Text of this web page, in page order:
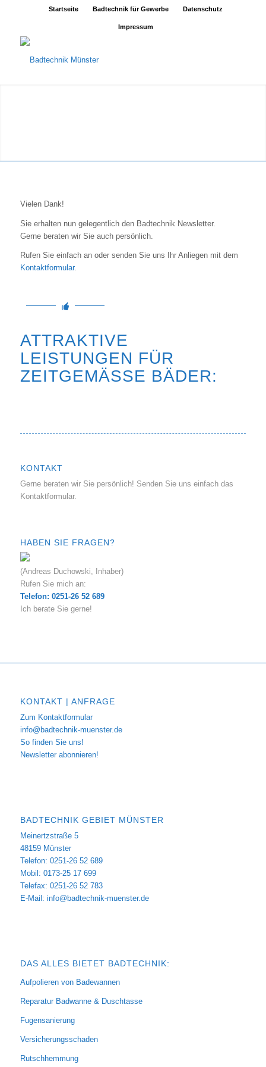
Startseite Badtechnik für Gewerbe Datenschutz
Impressum
Vielen Dank!
Sie erhalten nun gelegentlich den Badtechnik Newsletter.
Gerne beraten wir Sie auch persönlich.
Rufen Sie einfach an oder senden Sie uns Ihr Anliegen mit dem
Kontaktformular.
ATTRAKTIVE
LEISTUNGEN FÜR
ZEITGEMÄSSE BÄDER:
KONTAKT
Gerne beraten wir Sie persönlich! Senden Sie uns einfach das
Kontaktformular.
HABEN SIE FRAGEN?
(Andreas Duchowski, Inhaber)
Rufen Sie mich an:
Telefon: 0251-26 52 689
Ich berate Sie gerne!
KONTAKT | ANFRAGE
Zum Kontaktformular
info@badtechnik-muenster.de
So finden Sie uns!
Newsletter abonnieren!
BADTECHNIK GEBIET MÜNSTER
Meinertzstraße 5
48159 Münster
Telefon: 0251-26 52 689
Mobil: 0173-25 17 699
Telefax: 0251-26 52 783
E-Mail: info@badtechnik-muenster.de
DAS ALLES BIETET BADTECHNIK:
Aufpolieren von Badewannen
Reparatur Badwanne & Duschtasse
Fugensanierung
Versicherungsschaden
Rutschhemmung